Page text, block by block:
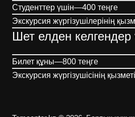
Студенттер үшін—400 теңге
Экскурсия жүргізушілерінің
Шет елден келгендер
Билет құны—800 теңге
Экскурсия жүргізушісінің